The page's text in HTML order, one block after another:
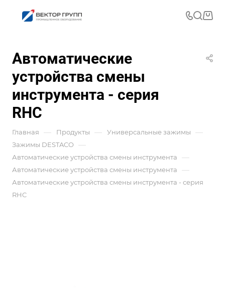
Автоматические
устройства смены
инструмента - серия
RHC
Главная — Продукты — Универсальные зажимы —
Зажимы DESTACO —
Автоматические устройства смены инструмента —
Автоматические устройства смены инструмента —
Автоматические устройства смены инструмента - серия
RHC